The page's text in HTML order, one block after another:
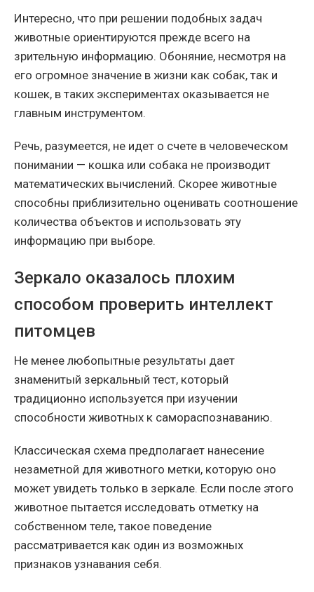
Интересно, что при решении подобных задач
животные ориентируются прежде всего на
зрительную информацию. Обоняние, несмотря на
его огромное значение в жизни как собак, так и
кошек, в таких экспериментах оказывается не
главным инструментом.
Речь, разумеется, не идет о счете в человеческом
понимании — кошка или собака не производит
математических вычислений. Скорее животные
способны приблизительно оценивать соотношение
количества объектов и использовать эту
информацию при выборе.
Зеркало оказалось плохим
способом проверить интеллект
питомцев
Не менее любопытные результаты дает
знаменитый зеркальный тест, который
традиционно используется при изучении
способности животных к самораспознаванию.
Классическая схема предполагает нанесение
незаметной для животного метки, которую оно
может увидеть только в зеркале. Если после этого
животное пытается исследовать отметку на
собственном теле, такое поведение
рассматривается как один из возможных
признаков узнавания себя.